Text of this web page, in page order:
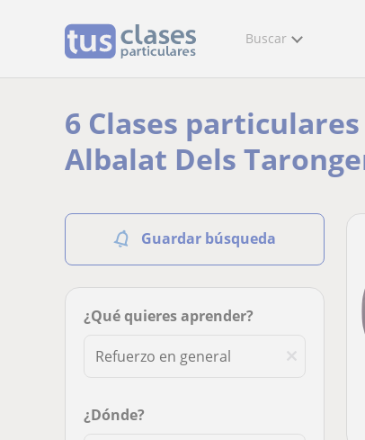
Buscar
6 Clases
Albalat Dels
Guardar búsqueda
¿Qué quieres aprender?
¿Dónde?